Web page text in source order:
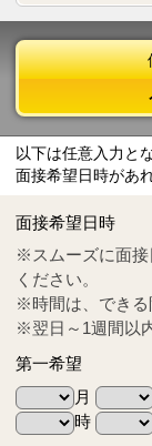
個人情報保護方
Tel
0570-
以下は任意入力と
面接希望日時があ
面接希望日時
※スムーズに面接
ください。
※時間は、できる
※翌日～1週間以
第一希望
月
時